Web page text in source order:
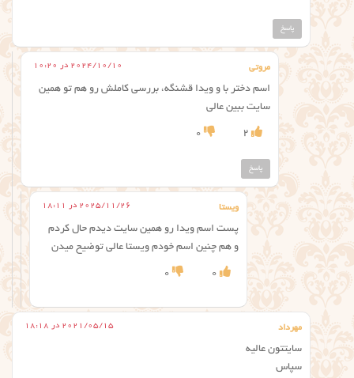
پاسخ
مروتی 2024/10/10 در 10:20
اسم دختر با و ویدا قشنگه، بررسی کاملش رو هم تو همین
سایت ببین عالی
2
0
پاسخ
ویستا 2025/11/26 در 18:11
پست اسم ویدا رو همین سایت دیدم حال کردم
و هم چنین اسم خودم ویستا عالی توضیح میدن
0
0
مهرداد 2021/05/15 در 18:18
سایتتون عالیه
سپاس